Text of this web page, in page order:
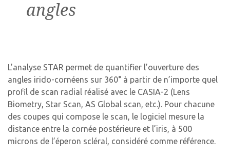
angles
L’analyse STAR permet de quantifier l’ouverture des
angles irido-cornéens sur 360° à partir de n’importe quel
profil de scan radial réalisé avec le CASIA-2 (Lens
Biometry, Star Scan, AS Global scan, etc.). Pour chacune
des coupes qui compose le scan, le logiciel mesure la
distance entre la cornée postérieure et l’iris, à 500
microns de l’éperon scléral, considéré comme référence.